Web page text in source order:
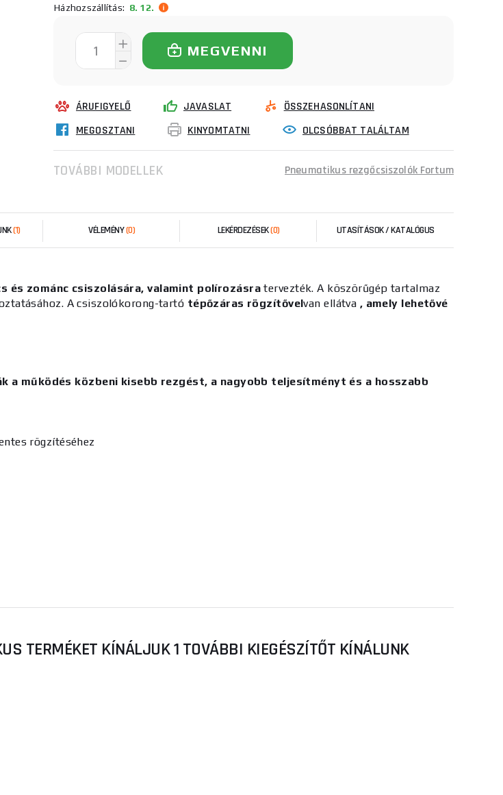
Házhozszállítás: 8. 12.
MEGVENNI
ÁRUFIGYELŐ JAVASLAT
ÖSSZEHASONLÍTANI
MEGOSZTANI
KINYOMTATNI OLCSÓBBAT TALÁLTAM
TOVÁBBI MODELLEK Pneumatikus rezgőcsiszolók Fortum
(1) VÉLEMÉNY(0) LEKÉRDEZÉSEK(0) UTASÍTÁSOK / KATALÓGUS
és zománc csiszolására, valamint polírozásra tervezték. A köszörűgép tartalmaz
A csiszolókorong-tartó tépőzáras rögzítővelvan ellátva , amely lehetővé
a működés közbeni kisebb rezgést, a nagyobb teljesítményt és a hosszabb
rögzítéséhez
TERMÉKET KÍNÁLJUK 1 TOVÁBBI KIEGÉSZÍTŐT KÍNÁLUNK